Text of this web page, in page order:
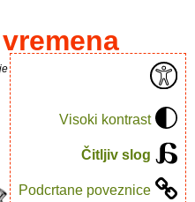
Visoki kontrast
Čitljiv slog
Podcrtane poveznice
puno knjiga.